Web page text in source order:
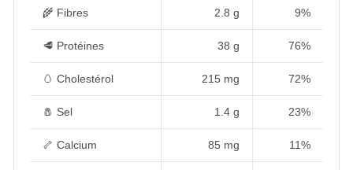
🌾 Fibres 2.8 g 9%
🥩 Protéines 38 g 76%
🥚 Cholestérol 215 mg 72%
🧂 Sel 1.4 g 23%
🦴 Calcium 85 mg 11%